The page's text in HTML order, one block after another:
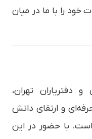
خود را با ما در میان
دفتریاران تهران،
و ارتقای دانش
با حضور در این